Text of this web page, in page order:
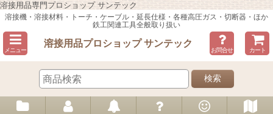
溶接用品専門プロショップ サンテック
溶接機・溶接材料・トーチ・ケーブル・延長仕様・各種高圧ガス・切断器・ほか
鉄工関連工具全般取り扱い
メニュー
溶接用品プロショップ サンテック
お問合せ カート
検索